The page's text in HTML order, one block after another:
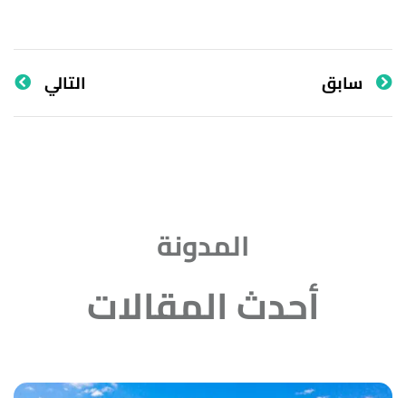
سابق التالي
المدونة
أحدث المقالات